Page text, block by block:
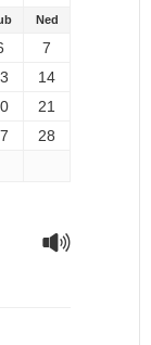
Ned
7
14
21
28